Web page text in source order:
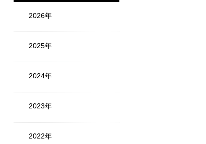
2026年
2025年
2024年
2023年
2022年